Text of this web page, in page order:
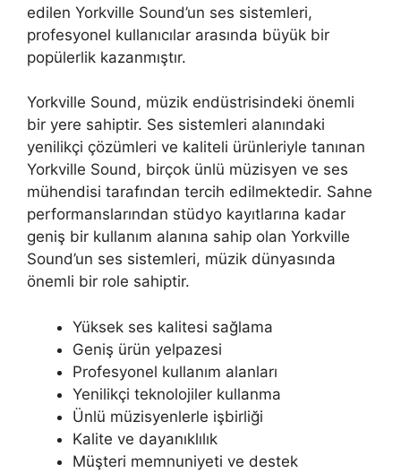
edilen Yorkville Sound’un ses sistemleri,
profesyonel kullanıcılar arasında büyük bir
popülerlik kazanmıştır.
Yorkville Sound, müzik endüstrisindeki önemli
bir yere sahiptir. Ses sistemleri alanındaki
yenilikçi çözümleri ve kaliteli ürünleriyle tanınan
Yorkville Sound, birçok ünlü müzisyen ve ses
mühendisi tarafından tercih edilmektedir. Sahne
performanslarından stüdyo kayıtlarına kadar
geniş bir kullanım alanına sahip olan Yorkville
Sound’un ses sistemleri, müzik dünyasında
önemli bir role sahiptir.
Yüksek ses kalitesi sağlama
Geniş ürün yelpazesi
Profesyonel kullanım alanları
Yenilikçi teknolojiler kullanma
Ünlü müzisyenlerle işbirliği
Kalite ve dayanıklılık
Müşteri memnuniyeti ve destek